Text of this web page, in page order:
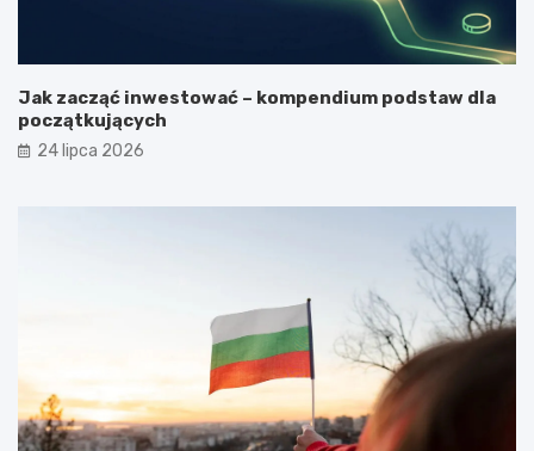
Jak zacząć inwestować – kompendium podstaw dla
początkujących
24 lipca 2026